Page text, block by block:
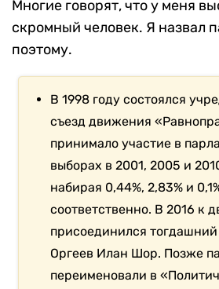
Многие говорят, что у меня
скромный человек. Я назвал
поэтому.
В 1998 году состоялся
съезд движения
принимало участие в
выборах в 2001, 2005 и
набирая 0,44%, 2,83% и
соответственно. В 2016 к
присоединился
Оргеев Илан Шор. Позже
переименовали в